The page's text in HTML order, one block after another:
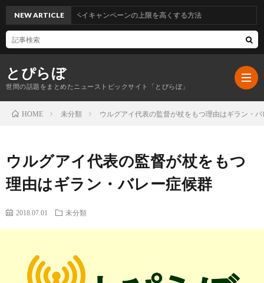
とぴらぼ
世間の話題をまとめたニューストピックサイト「とぴらぼ」
NEW ARTICLE
ファミペイキャンペーンの上限を高くする方法
HOME 未分類 ウルグアイ代表の監督が杖をもつ理由はギラン・
ウルグアイ代表の監督が杖をもつ
理由はギラン・バレー症候群
2018.07.01 未分類